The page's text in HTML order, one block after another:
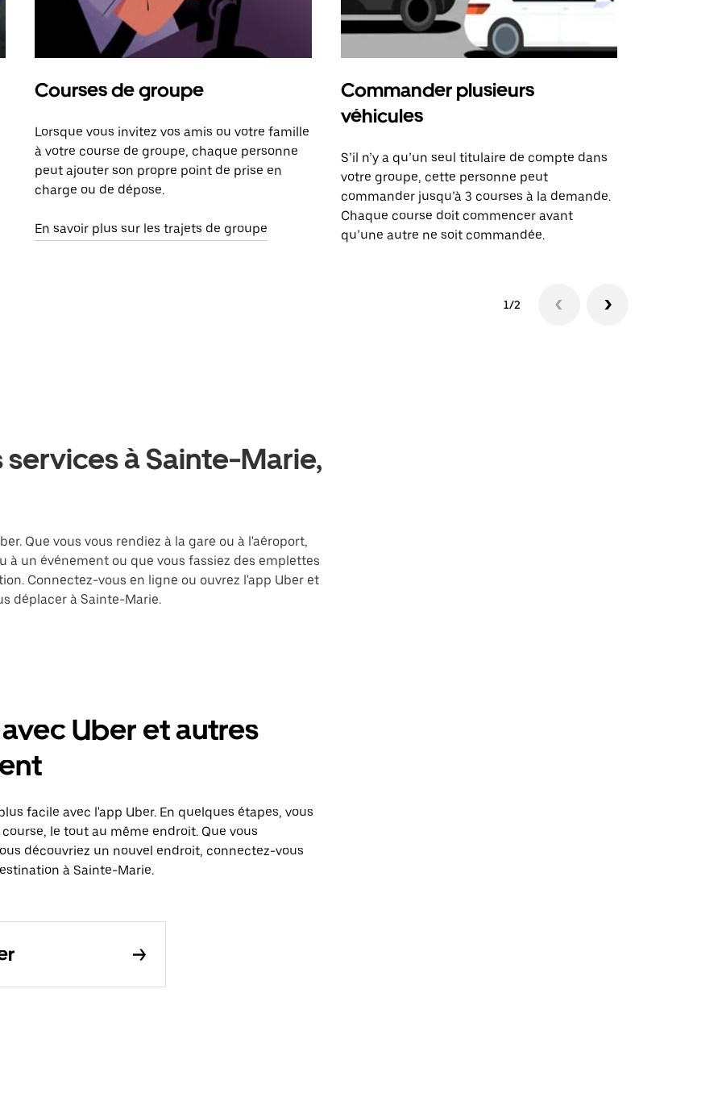
Courses de groupe
Lorsque vous invitez vos amis ou votre famille
à votre course de groupe, chaque personne
peut ajouter son propre point de prise en
charge ou de dépose.
En savoir plus sur les trajets de groupe
Commander plusieurs
véhicules
S’il n’y a qu’un seul titulaire de compte dans
votre groupe, cette personne peut
commander jusqu’à 3 courses à la demande.
Chaque course doit commencer avant
qu’une autre ne soit commandée.
1/2
à Sainte-Marie,
Que vous vous rendiez à la gare ou à l'aéroport,
à un événement ou que vous fassiez des emplettes
Connectez-vous en ligne ou ouvrez l'app Uber et
déplacer à Sainte-Marie.
Uber et autres
facile avec l'app Uber. En quelques étapes, vous
le tout au même endroit. Que vous
découvriez un nouvel endroit, connectez-vous
à Sainte-Marie.